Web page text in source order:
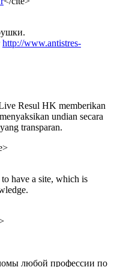
http://www.antistres-
Resul HK memberikan
undian secara
transparan.
have a site, which is
любой профессии по